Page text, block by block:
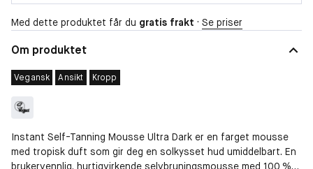
Med dette produktet får du gratis frakt · Se priser
Om produktet
Vegansk Ansikt Kropp
Instant Self-Tanning Mousse Ultra Dark er en farget mousse
med tropisk duft som gir deg en solkysset hud umiddelbart. En
brukervennlig, hurtigvirkende selvbruningsmousse med 100 %